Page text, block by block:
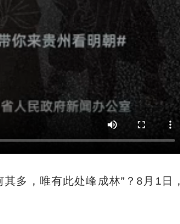
多，唯有此处峰成林”？8月1日，